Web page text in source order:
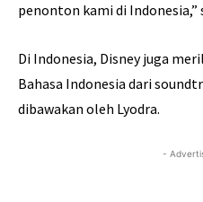
penonton kami di Indonesia,”
Di Indonesia, Disney juga
Bahasa Indonesia dari
dibawakan oleh Lyodra.
-